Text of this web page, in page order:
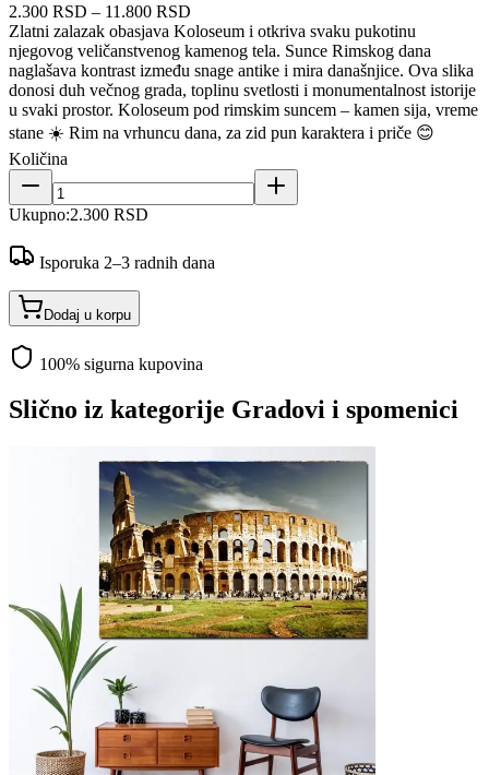
2.300 RSD – 11.800 RSD
Zlatni zalazak obasjava Koloseum i otkriva svaku pukotinu
njegovog veličanstvenog kamenog tela. Sunce Rimskog dana
naglašava kontrast između snage antike i mira današnjice. Ova slika
donosi duh večnog grada, toplinu svetlosti i monumentalnost istorije
u svaki prostor. Koloseum pod rimskim suncem – kamen sija, vreme
stane ☀️ Rim na vrhuncu dana, za zid pun karaktera i priče 😊
Količina
Ukupno:2.300 RSD
Isporuka 2–3 radnih dana
Dodaj u korpu
100% sigurna kupovina
Slično iz kategorije Gradovi i spomenici